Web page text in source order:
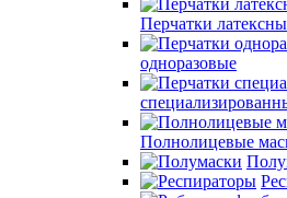
Перчатки
одноразовые
Полнолицевые